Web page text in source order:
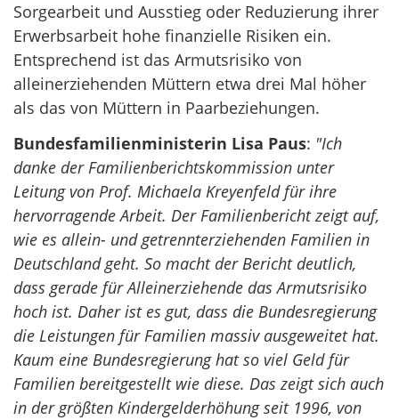
Sorgearbeit und Ausstieg oder Reduzierung ihrer
Erwerbsarbeit hohe finanzielle Risiken ein.
Entsprechend ist das Armutsrisiko von
alleinerziehenden Müttern etwa drei Mal höher
als das von Müttern in Paarbeziehungen.
Bundesfamilienministerin Lisa Paus: "Ich
danke der Familienberichtskommission unter
Leitung von Prof. Michaela Kreyenfeld für ihre
hervorragende Arbeit. Der Familienbericht zeigt auf,
wie es allein- und getrennterziehenden Familien in
Deutschland geht. So macht der Bericht deutlich,
dass gerade für Alleinerziehende das Armutsrisiko
hoch ist. Daher ist es gut, dass die Bundesregierung
die Leistungen für Familien massiv ausgeweitet hat.
Kaum eine Bundesregierung hat so viel Geld für
Familien bereitgestellt wie diese. Das zeigt sich auch
in der größten Kindergelderhöhung seit 1996, von